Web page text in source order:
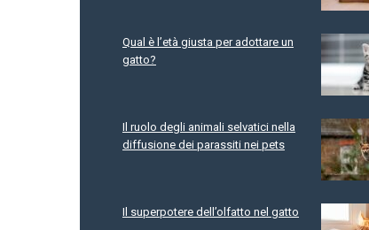
Qual è l’età giusta per adottare un
gatto?
Il ruolo degli animali selvatici nella
diffusione dei parassiti nei pets
Il superpotere dell’olfatto nel gatto